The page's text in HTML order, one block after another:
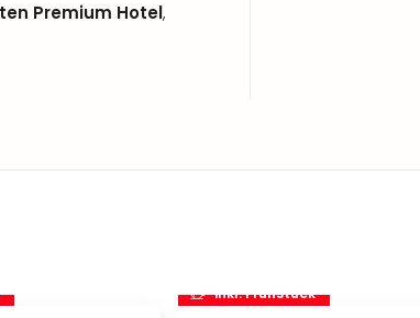
Premium Hotel,
inkl. Frühstück